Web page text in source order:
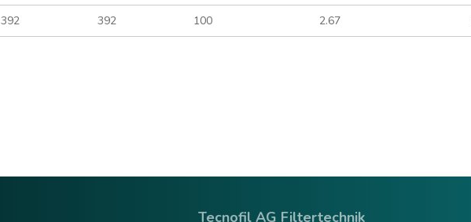
392 392 100 2.67
Tecnofil AG Filtertechnik